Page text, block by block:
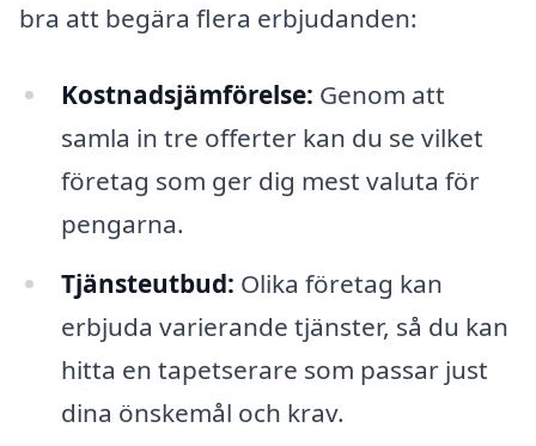
bra att begära flera erbjudanden:
Kostnadsjämförelse: Genom att
samla in tre offerter kan du se vilket
företag som ger dig mest valuta för
pengarna.
Tjänsteutbud: Olika företag kan
erbjuda varierande tjänster, så du kan
hitta en tapetserare som passar just
dina önskemål och krav.